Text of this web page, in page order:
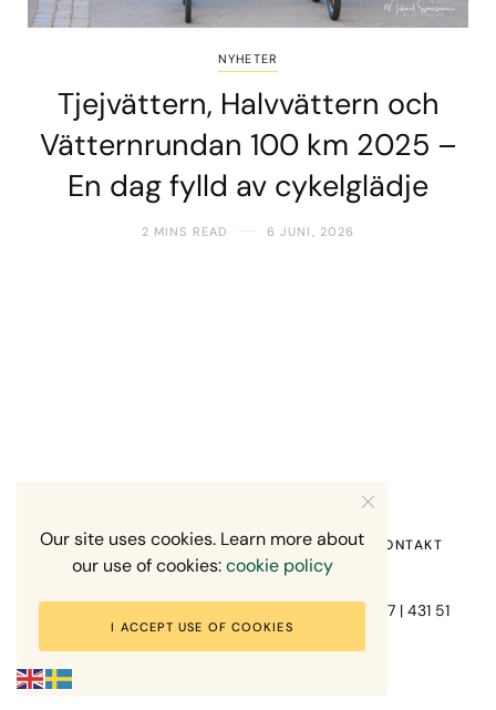
NYHETER
Tjejvättern, Halvvättern och
Vätternrundan 100 km 2025 –
En dag fylld av cykelglädje
2 MINS READ 6 JUNI, 2026
Fotograf Mikael Svensson | Gundefjällsgatan 407 | 431 51
Mölndal | +46-70-7671863
HEM OM MIG RECENSION OM MIG KONTAKT
Our site uses cookies. Learn more about
our use of cookies:cookie policy
I ACCEPT USE OF COOKIES